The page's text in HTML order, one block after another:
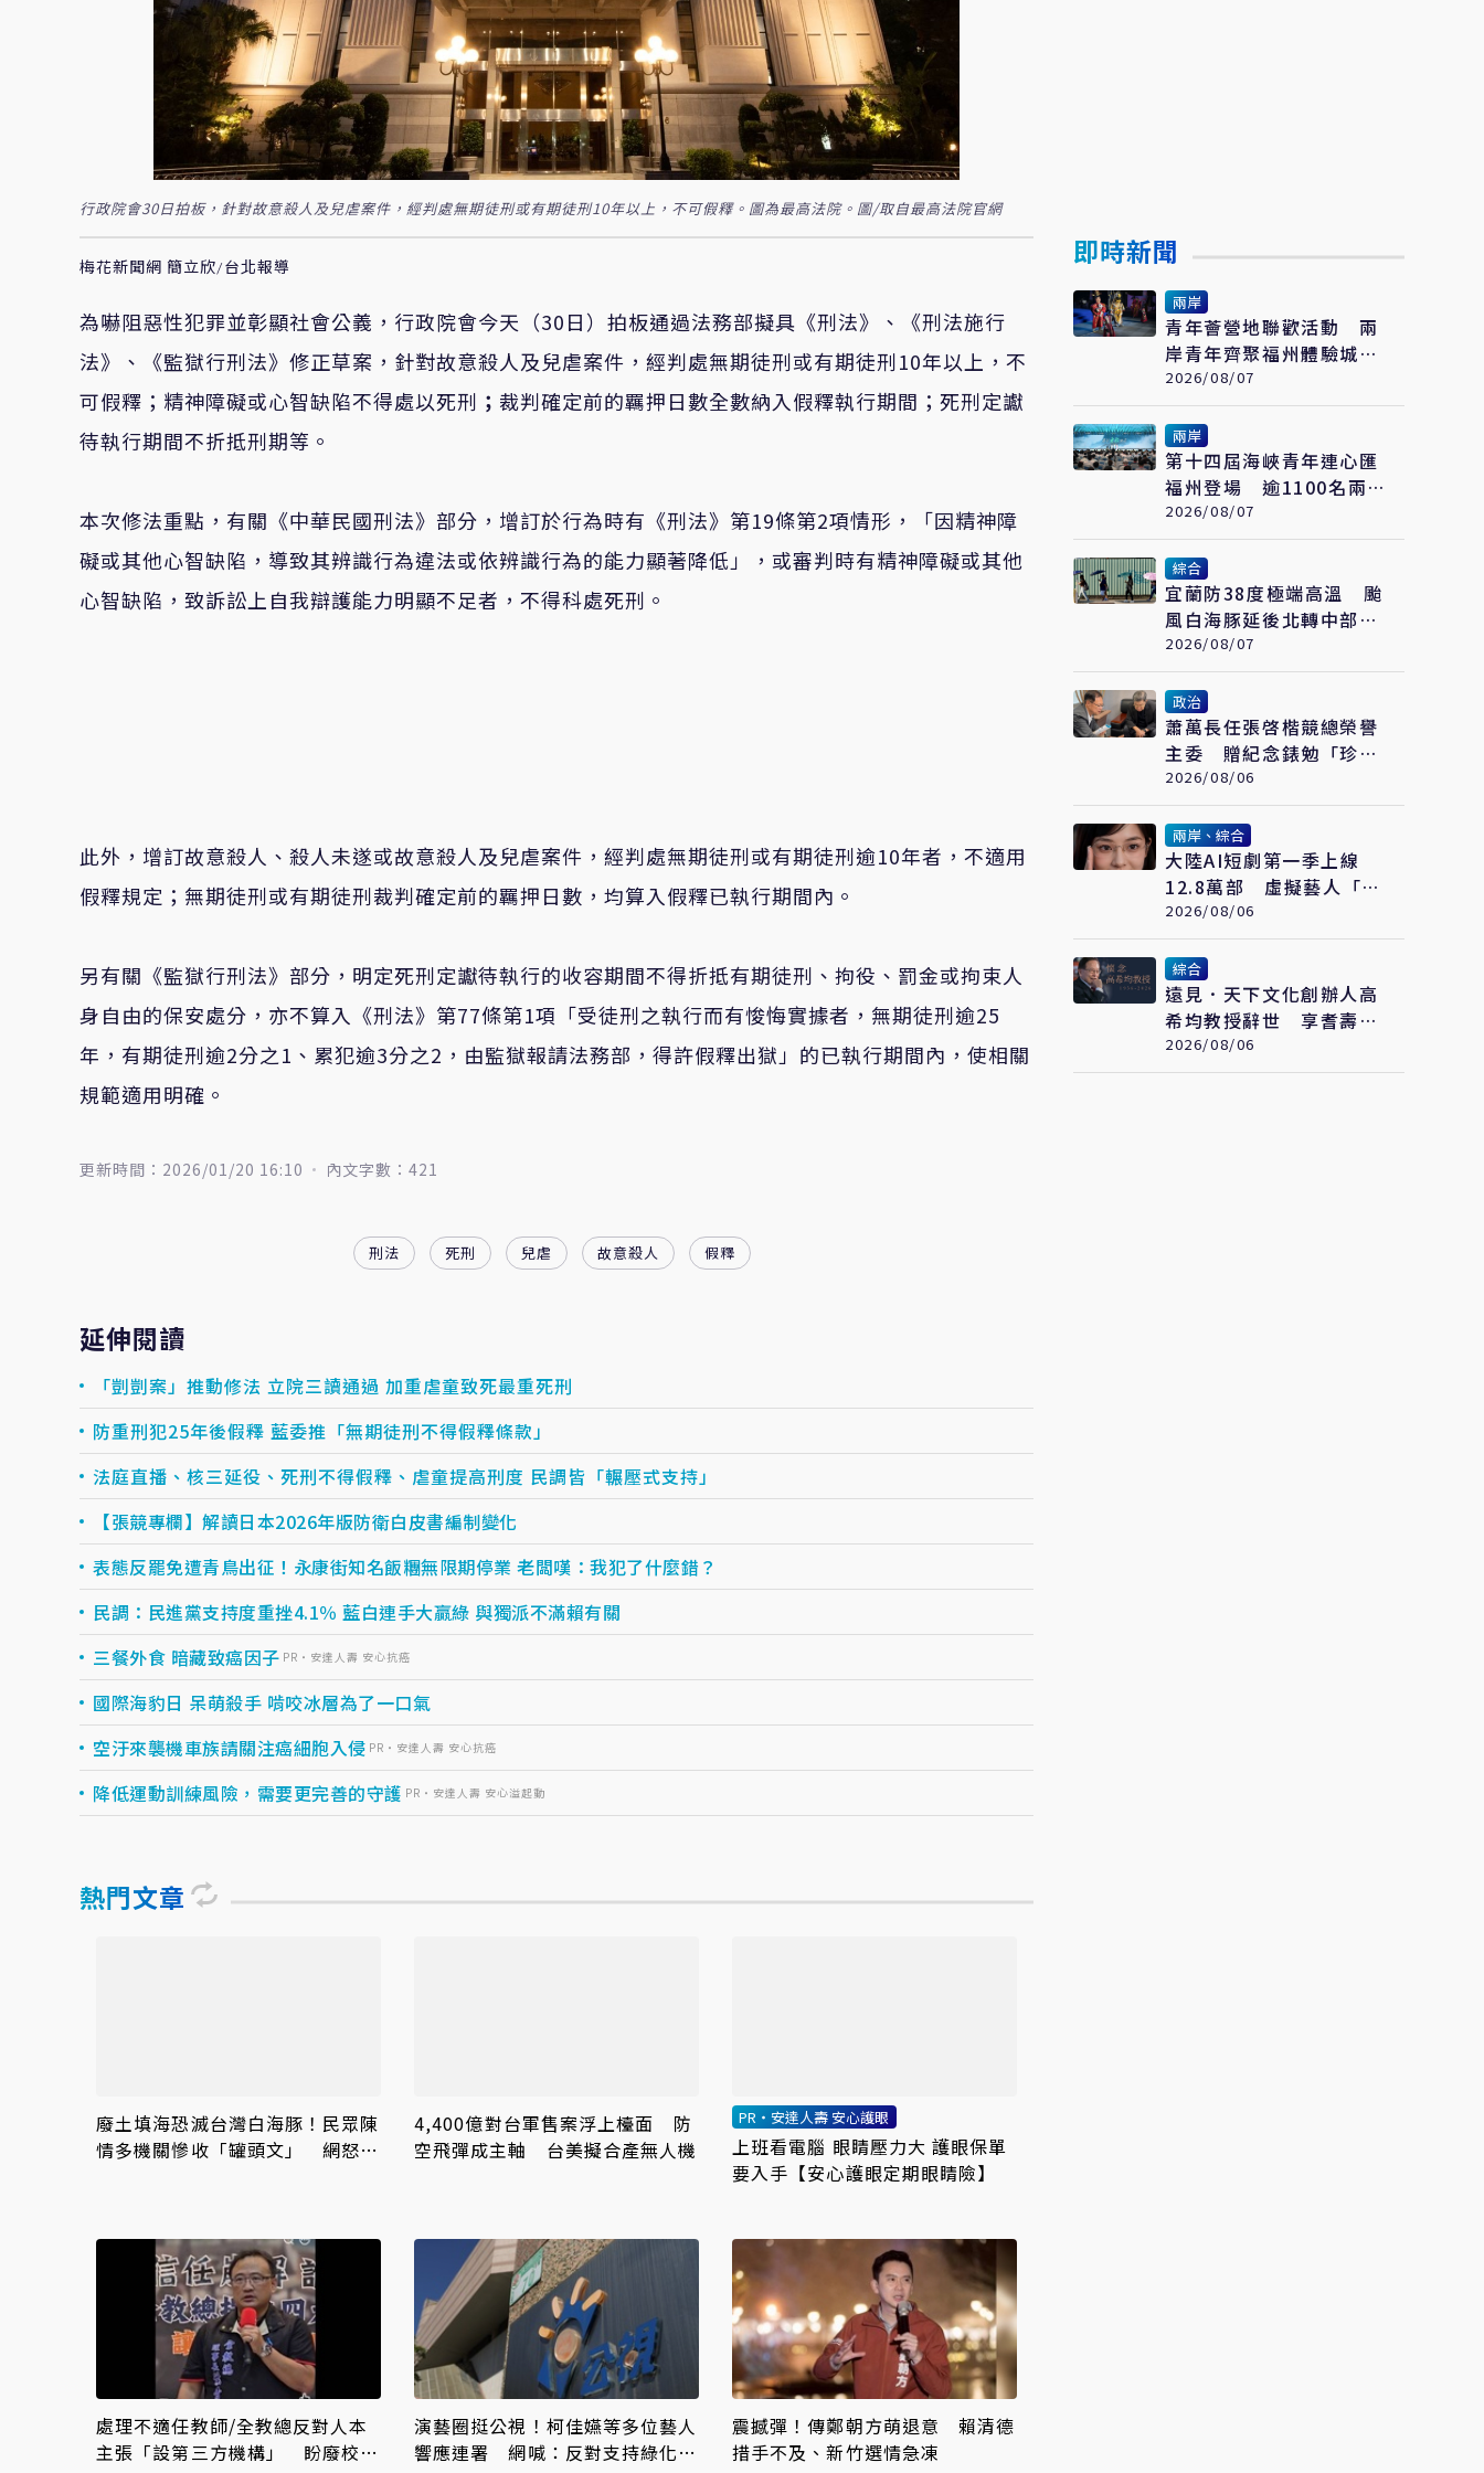
行政院會30日拍板，針對故意殺人及兒虐案件，經判處無期徒刑或有期徒刑10年以上，不可假釋。圖為最高法院。圖/取自最高法院官網
梅花新聞網 簡立欣/台北報導
為嚇阻惡性犯罪並彰顯社會公義 ， 行政院會今天 （30日） 拍板通過法務部擬具 《刑法》 、 《刑法施行
法》 、 《監獄行刑法》 修正草案， 針對故意殺人及兒虐案件，經判處無期徒刑或有期徒刑10年以上 ，不
可假釋 ； 精神障礙或心智缺陷不得處以死刑 ； 裁判確定前的羈押日數全數納入假釋執行期間；死刑定讞
待執行期間不折抵刑期等。
本次修法重點， 有關 《中華民國刑法》 部分 ， 增訂於行為時有 《刑法》 第19條第2項情形， 「因精神障
礙或其他心智缺陷，導致其辨識行為違法或依辨識行為的能力顯著降低 」 ， 或審判時有精神障礙或其他
心智缺陷，致訴訟上自我辯護能力明顯不足者，不得科處死刑。
此外， 增訂故意殺人、殺人未遂或故意殺人及兒虐案件 ，經判處無期徒刑或有期徒刑逾10年者，不適用
假釋規定；無期徒刑或有期徒刑裁判確定前的羈押日數，均算入假釋已執行期間內。
另有關 《監獄行刑法》 部分 ， 明定死刑定讞待執行的收容期間不得折抵有期徒刑、拘役、罰金或拘束人
身自由的保安處分，亦不算入 《刑法》 第77條第1項 「受徒刑之執行而有悛悔實據者，無期徒刑逾25
年，有期徒刑逾2分之1、累犯逾3分之2，由監獄報請法務部，得許假釋出獄 」的已執行期間內，使相關
規範適用明確。
更新時間：2026/01/20 16:10 內文字數：421
刑法 死刑 兒虐 故意殺人 假釋
延伸閱讀
「剴剴案」推動修法 立院三讀通過 加重虐童致死最重死刑
防重刑犯25年後假釋 藍委推「無期徒刑不得假釋條款」
法庭直播、核三延役、死刑不得假釋、虐童提高刑度 民調皆「輾壓式支持」
【張競專欄】解讀日本2026年版防衛白皮書編制變化
表態反罷免遭青鳥出征！永康街知名飯糰無限期停業 老闆嘆：我犯了什麼錯？
民調：民進黨支持度重挫4.1％ 藍白連手大贏綠 與獨派不滿賴有關
三餐外食 暗藏致癌因子 PR・安達人壽 安心抗癌
國際海豹日 呆萌殺手 啃咬冰層為了一口氣
空汙來襲機車族請關注癌細胞入侵 PR・安達人壽 安心抗癌
降低運動訓練風險，需要更完善的守護 PR・安達人壽 安心溢起動
熱門文章
廢土填海恐滅台灣白海豚！民眾陳
情多機關慘收「罐頭文」 網怒
4,400億對台軍售案浮上檯面 防
空飛彈成主軸 台美擬合產無人機
PR・安達人壽 安心護眼
上班看電腦 眼睛壓力大 護眼保單
要入手【安心護眼定期眼睛險】
處理不適任教師/全教總反對人本
主張「設第三方機構」 盼廢校事
演藝圈挺公視！柯佳嬿等多位藝人
響應連署 網喊：反對支持綠化的
震撼彈！傳鄭朝方萌退意 賴清德
措手不及、新竹選情急凍
即時新聞
兩岸
青年薈營地聯歡活動 兩
岸青年齊聚福州體驗城市
文化
2026/08/07
兩岸
第十四屆海峽青年連心匯
福州登場 逾1100名兩岸
青年參與交流
2026/08/07
綜合
宜蘭防38度極端高溫 颱
風白海豚延後北轉中部以
北父親節防豪大雨
2026/08/07
政治
蕭萬長任張啓楷競總榮譽
主委 贈紀念錶勉「珍惜
時間、認真打拚」
2026/08/06
兩岸、綜合
大陸AI短劇第一季上線
12.8萬部 虛擬藝人「方
桃子」接拍美瞳廣告
2026/08/06
綜合
遠見．天下文化創辦人高
希均教授辭世 享耆壽90
歲
2026/08/06